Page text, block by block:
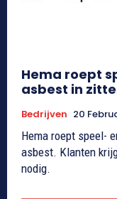
Hema roept
asbest in
Bedrijven 20
Hema roept speel-
asbest. Klanten
nodig.